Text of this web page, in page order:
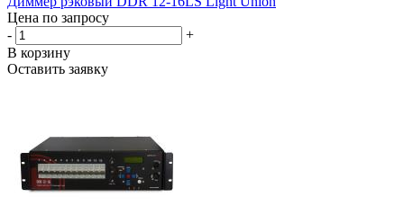
Цена по запросу
-
+
В корзину
Оставить заявку